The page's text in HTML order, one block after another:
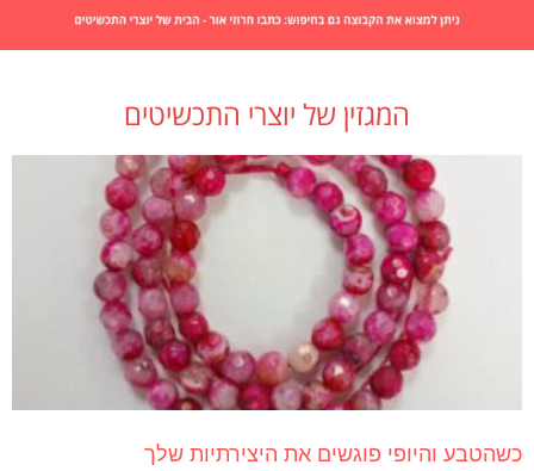
המגזין של יוצרי התכשיטים
כשהטבע והיופי פוגשים את היצירתיות שלך